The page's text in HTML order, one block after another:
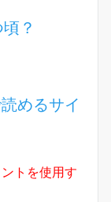
？
めるサイ
トを使用す